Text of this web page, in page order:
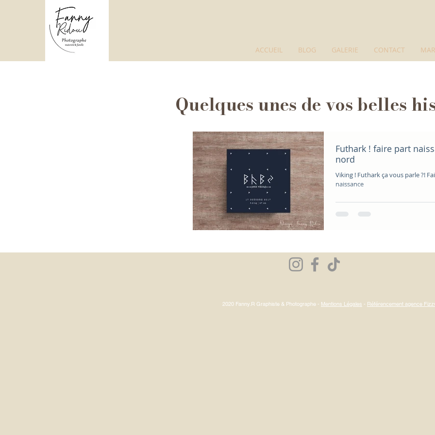
ACCUEIL BLOG GALERIE CONTACT
Quelques unes de vos belles
Futhark ! faire part
nord
Viking ! Futhark ça vous parle ?!
naissance
2020 Fanny.R Graphiste & Photographe - Mentions Légales - Référencement agence